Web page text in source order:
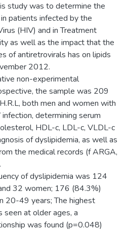
study was to determine the
patients infected by the
(HIV) and in Treatment
as well as the impact that the
of antiretrovirals has on lipids
2012.
non-experimental
the sample was 209
both men and women with
determining serum
HDL-c, LDL-c, VLDL-c
of dyslipidemia, as well as
the medical records (f ARGA,
of dyslipidemia was 124
32 women; 176 (84.3%)
20-49 years; The highest
seen at older ages, a
was found (p=0.048)